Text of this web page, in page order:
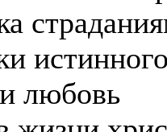
любовь